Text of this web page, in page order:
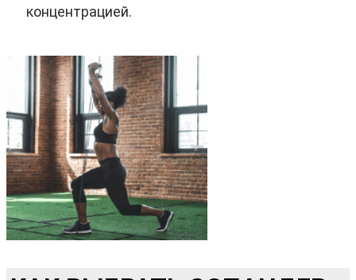
концентрацией.